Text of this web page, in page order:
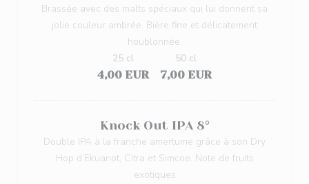
Brassée avec des malts spéciaux qui lui donnent sa
jolie couleur ambrée. Bière fine et délicatement
houblonnée.
4,00 EUR
25 cl
7,00 EUR
50 cl
Knock Out IPA 8°
Double IPA à la franche amertume grâce à son Dry
Hop d’Ekuanot, Citra et Simcoe. Note de fruits
exotiques